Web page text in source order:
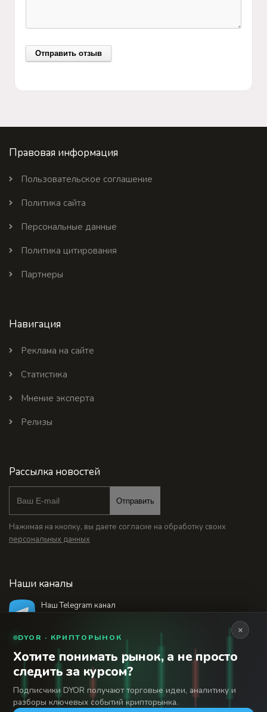
Правовая информация
Пользовательское соглашение
Политика сайта
Персональные данные
Политика цитирования
Партнеры
Навигация
Реклама на сайте
Статистика
Мнение эксперта
Релизы
Рассылка новостей
Отправить
Нажимая на кнопку, вы даете согласие на обработку своих
персональных данных
Наши каналы
Наш Telegram канал
18+
© 2026 Финансовый интернет-портал «Банки
Сегодня». Используя сайт BanksToday.net вы
соглашаетесь с
Сетевое издание «Банки Сегодня» зарегистрировано
×
DYOR · КРИПТОРЫНОК
Хотите понимать рынок, а не просто
следить за курсом?
Подписчики DYOR получают торговые идеи, аналитику и
разборы ключевых событий крипторынка.